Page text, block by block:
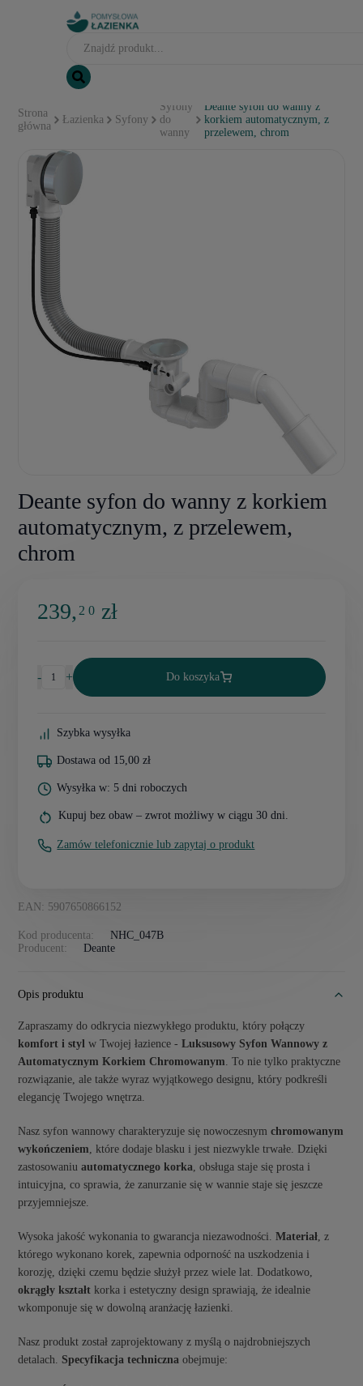
Strona
główna
Łazienka Syfony
Syfony
do
wanny
Deante syfon do wanny z
korkiem automatycznym, z
przelewem, chrom
Deante syfon do wanny z korkiem
automatycznym, z przelewem,
chrom
EAN: 5907650866152
Kod producenta:
NHC_047B
Producent:
Deante
239,2 0 zł
- + Do koszyka
Szybka wysyłka
Dostawa od 15,00 zł
Wysyłka w: 5 dni roboczych
Kupuj bez obaw – zwrot możliwy w ciągu 30 dni.
Zamów telefonicznie lub zapytaj o produkt
Opis produktu
Zapraszamy do odkrycia niezwykłego produktu, który połączy
komfort i styl w Twojej łazience -Luksusowy Syfon Wannowy z
Automatycznym Korkiem Chromowanym. To nie tylko praktyczne
rozwiązanie, ale także wyraz wyjątkowego designu, który podkreśli
elegancję Twojego wnętrza.
Nasz syfon wannowy charakteryzuje się nowoczesnymchromowanym
wykończeniem, które dodaje blasku i jest niezwykle trwałe. Dzięki
zastosowaniuautomatycznego korka, obsługa staje się prosta i
intuicyjna, co sprawia, że zanurzanie się w wannie staje się jeszcze
przyjemniejsze.
Wysoka jakość wykonania to gwarancja niezawodności.Materiał, z
którego wykonano korek, zapewnia odporność na uszkodzenia i
korozję, dzięki czemu będzie służył przez wiele lat. Dodatkowo,
okrągły kształt korka i estetyczny design sprawiają, że idealnie
wkomponuje się w dowolną aranżację łazienki.
Nasz produkt został zaprojektowany z myślą o najdrobniejszych
detalach.Specyfikacja techniczna obejmuje: